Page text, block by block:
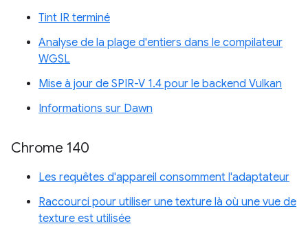
Tint IR terminé
Analyse de la plage d'entiers dans le compilateur
WGSL
Mise à jour de SPIR-V 1.4 pour le backend Vulkan
Informations sur Dawn
Chrome 140
Les requêtes d'appareil consomment l'adaptateur
Raccourci pour utiliser une texture là où une vue de
texture est utilisée